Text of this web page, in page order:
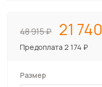
48 915 21 740
Предоплата 2 174 ₽
Размер